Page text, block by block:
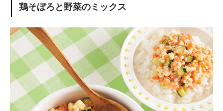
鶏そぼろと野菜のミックス